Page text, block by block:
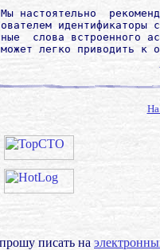
настоятельно
идентификаторы
слова встроенного
писать на